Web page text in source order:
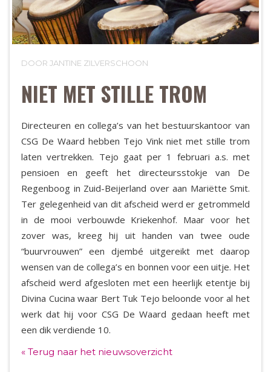
DOOR JANTINE ZILVERSCHOON
NIET MET STILLE TROM
Directeuren en collega’s van het bestuurskantoor van
CSG De Waard hebben Tejo Vink niet met stille trom
laten vertrekken. Tejo gaat per 1 februari a.s. met
pensioen en geeft het directeursstokje van De
Regenboog in Zuid-Beijerland over aan Mariëtte Smit.
Ter gelegenheid van dit afscheid werd er getrommeld
in de mooi verbouwde Kriekenhof. Maar voor het
zover was, kreeg hij uit handen van twee oude
“buurvrouwen” een djembé uitgereikt met daarop
wensen van de collega’s en bonnen voor een uitje. Het
afscheid werd afgesloten met een heerlijk etentje bij
Divina Cucina waar Bert Tuk Tejo beloonde voor al het
werk dat hij voor CSG De Waard gedaan heeft met
een dik verdiende 10.
« Terug naar het nieuwsoverzicht